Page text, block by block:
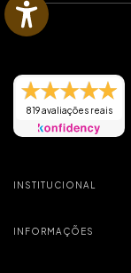
819 avaliações reais
INSTITUCIONAL
INFORMAÇÕES